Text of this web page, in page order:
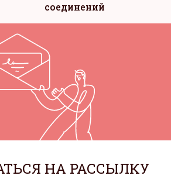
соединений
НА РАССЫЛКУ